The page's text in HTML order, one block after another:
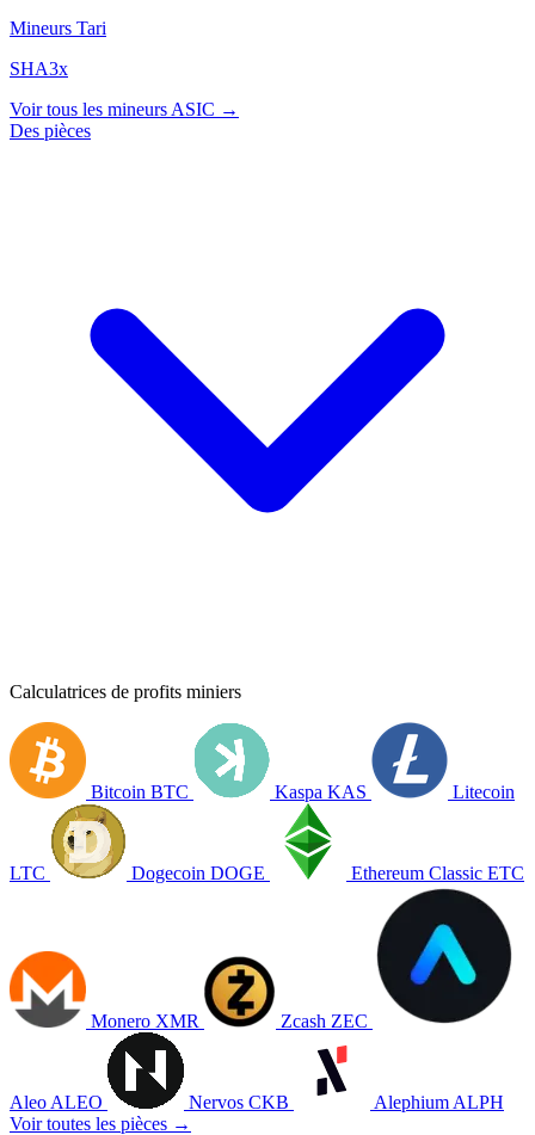
Mineurs Tari
SHA3x
Voir tous les mineurs ASIC →
Des pièces
Calculatrices de profits miniers
Bitcoin BTC Kaspa KAS Litecoin
LTC Dogecoin DOGE Ethereum Classic ETC
Monero XMR Zcash ZEC
Aleo ALEO Nervos CKB Alephium ALPH
Voir toutes les pièces →